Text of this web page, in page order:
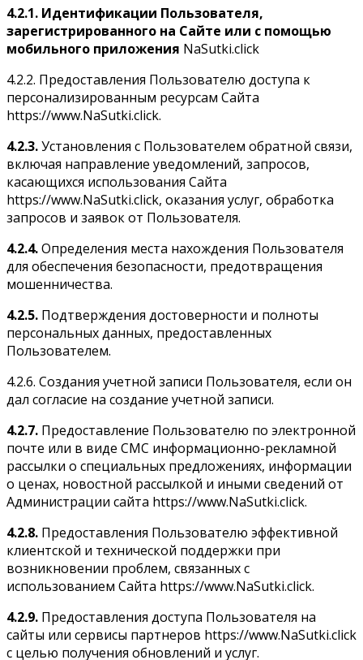
4.2.1. Идентификации Пользователя,
зарегистрированного на Сайте или с помощью
мобильного приложения NaSutki.click
4.2.2. Предоставления Пользователю доступа к
персонализированным ресурсам Сайта
https://www.NaSutki.click.
4.2.3.Установления с Пользователем обратной связи,
включая направление уведомлений, запросов,
касающихся использования Сайта
https://www.NaSutki.click, оказания услуг, обработка
запросов и заявок от Пользователя.
4.2.4.Определения места нахождения Пользователя
для обеспечения безопасности, предотвращения
мошенничества.
4.2.5. Подтверждения достоверности и полноты
персональных данных, предоставленных
Пользователем.
4.2.6. Создания учетной записи Пользователя, если он
дал согласие на создание учетной записи.
4.2.7. Предоставление Пользователю по электронной
почте или в виде СМС информационно-рекламной
рассылки о специальных предложениях, информации
о ценах, новостной рассылкой и иными сведений от
Администрации сайта https://www.NaSutki.click.
4.2.8. Предоставления Пользователю эффективной
клиентской и технической поддержки при
возникновении проблем, связанных с
использованием Сайта https://www.NaSutki.click.
4.2.9. Предоставления доступа Пользователя на
сайты или сервисы партнеров https://www.NaSutki.click
с целью получения обновлений и услуг.